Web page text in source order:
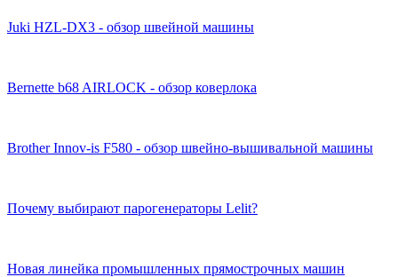
Juki HZL-DX3 - обзор швейной машины
Bernette b68 AIRLOCK - обзор коверлока
Brother Innov-is F580 - обзор швейно-вышивальной машины
Почему выбирают парогенераторы Lelit?
Новая линейка промышленных прямострочных машин